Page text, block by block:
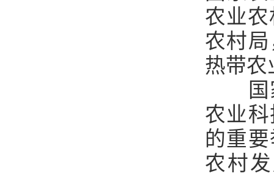
农业
农村
热带农
农业
的重
农村